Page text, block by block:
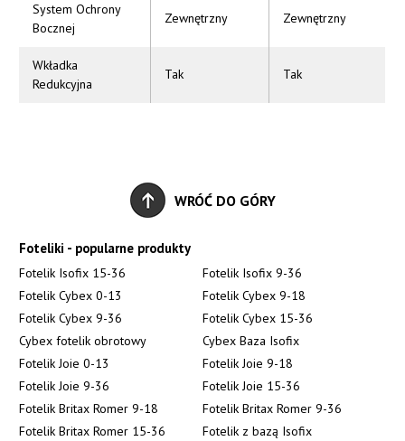
System Ochrony
Bocznej
Zewnętrzny Zewnętrzny
Wkładka
Redukcyjna
Tak Tak
WRÓĆ DO GÓRY
Foteliki - popularne produkty
Fotelik Isofix 15-36
Fotelik Isofix 9-36
Fotelik Cybex 0-13
Fotelik Cybex 9-18
Fotelik Cybex 9-36
Fotelik Cybex 15-36
Cybex fotelik obrotowy
Cybex Baza Isofix
Fotelik Joie 0-13
Fotelik Joie 9-18
Fotelik Joie 9-36
Fotelik Joie 15-36
Fotelik Britax Romer 9-18
Fotelik Britax Romer 9-36
Fotelik Britax Romer 15-36
Fotelik z bazą Isofix